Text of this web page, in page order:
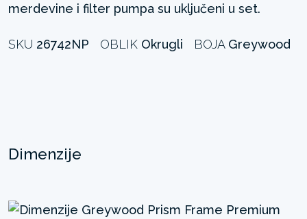
merdevine i filter pumpa su uključeni u set.
SKU 26742NP OBLIK Okrugli BOJA Greywood
Dimenzije